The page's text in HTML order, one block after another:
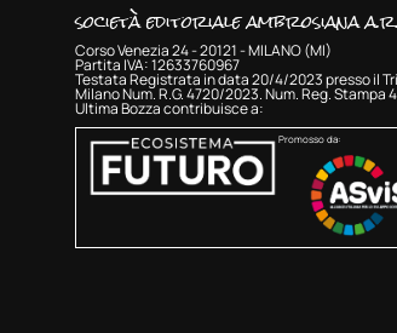
società editoriale ambrosiana
Corso Venezia 24 - 20121 - MILANO (MI)
Partita IVA: 12633760967
Testata Registrata in data 20/4/2023 presso il
Milano Num. R.G. 4720/2023. Num. Reg. Stampa
Ultima Bozza contribuisce a:
Promosso da: